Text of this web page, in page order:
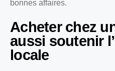
bonnes affaires.
Acheter chez
aussi soutenir
locale